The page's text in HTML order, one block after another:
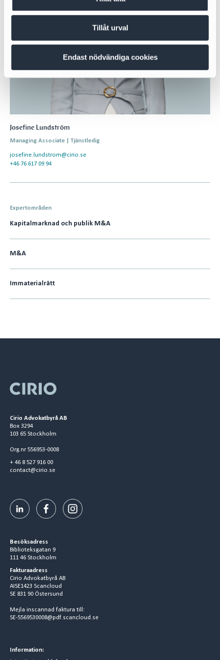
Tillåt urval
Endast nödvändiga cookies
Josefine Lundström
Managing Associate | Tjänstledig
josefine.lundstrom@cirio.se
+46 76 617 09 94
Expertområden
Kapitalmarknad och publik M&A
M&A
Immaterialrätt
Cirio Advokatbyrå AB
Box 3294
103 65 Stockholm
Org.nr 556953-0008
+ 46 8 527 916 00
contact@cirio.se
Besöksadress
Biblioteksgatan 9
111 46 Stockholm
Fakturaadress
Cirio Advokatbyrå AB
AISE1423 Scancloud
SE 831 90 Östersund
Mejla inscannad faktura till:
SE-5569530008@pdf.scancloud.se
Information: